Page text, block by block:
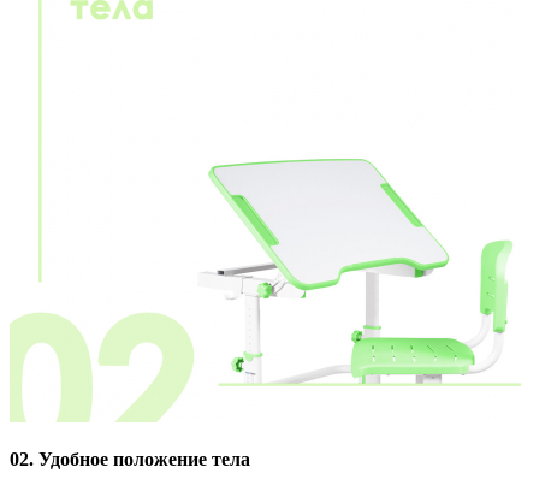
02. Удобное положение тела